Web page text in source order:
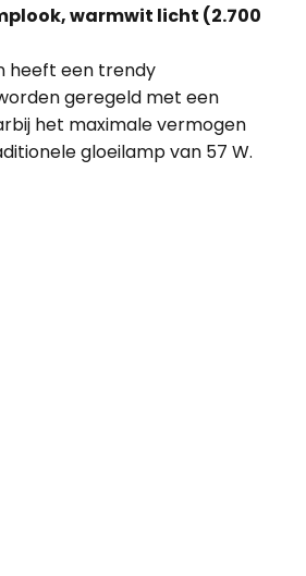
warmwit licht (2.700
heeft een trendy
geregeld met een
het maximale vermogen
gloeilamp van 57 W.